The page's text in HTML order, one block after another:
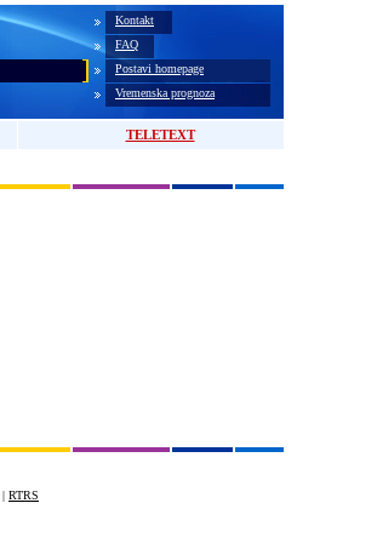
Kontakt
FAQ
Postavi homepage
Vremenska prognoza
TELETEXT
| RTRS